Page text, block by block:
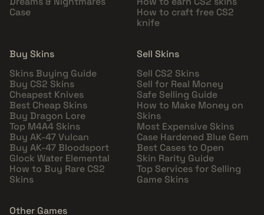
Case
How to craft free CS2
knife
Buy Skins
Skins Buying Guide
Buy CS2 Skins
Cheapest Knives
Best Cheap Skins
Buy Dragon Lore
Top M4A4 Skins
Buy AK-47 Vulcan
Buy AK-47 Bloodsport
Glock Water Elemental
How to Buy Rare CS2
Skins
Sell Skins
Sell CS2 Skins
Sell for Real Money
Safe Selling Guide
How to Make Money on
Skins
Most Expensive Skins
Case Hardened Blue Gem
Best Cases to Open
Skin Rarity Guide
Top Services for Selling
Game Skins
Other Games